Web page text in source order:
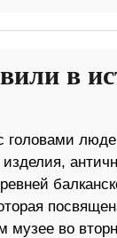
в
музее во